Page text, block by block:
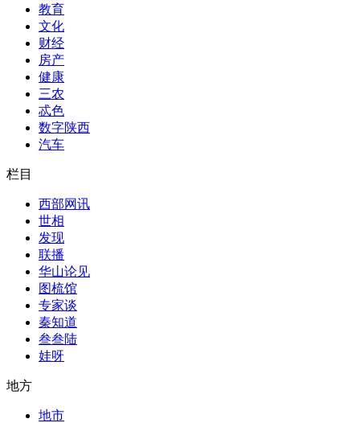
教育
文化
财经
房产
健康
三农
忒色
数字陕西
汽车
栏目
西部网讯
世相
发现
联播
华山论见
图梳馆
专家谈
秦知道
叁叁陆
娃呀
地方
地市